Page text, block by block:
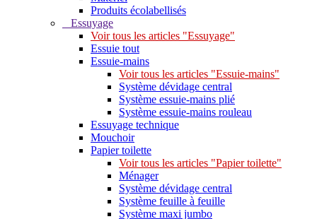
Produits écolabellisés
Essuyage
Voir tous les articles "Essuyage"
Essuie tout
Essuie-mains
Voir tous les articles "Essuie-mains"
Système dévidage central
Système essuie-mains plié
Système essuie-mains rouleau
Essuyage technique
Mouchoir
Papier toilette
Voir tous les articles "Papier toilette"
Ménager
Système dévidage central
Système feuille à feuille
Système maxi jumbo